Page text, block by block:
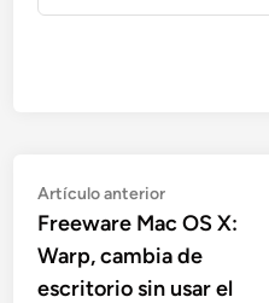
Navegación
de
entradas
Artículo anteriorArtículo
anterior:
Freeware Mac OS X:
Warp, cambia de
escritorio sin usar el